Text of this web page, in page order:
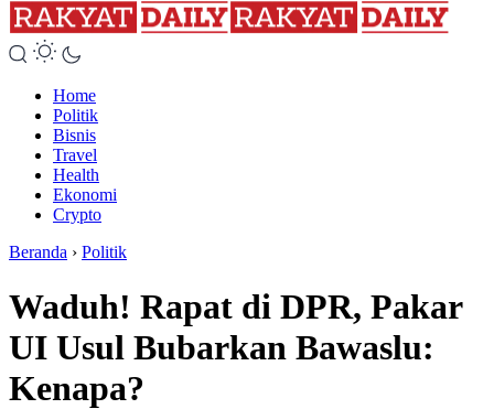
Home
Politik
Bisnis
Travel
Health
Ekonomi
Crypto
Beranda › Politik
Waduh! Rapat di DPR, Pakar
UI Usul Bubarkan Bawaslu:
Kenapa?